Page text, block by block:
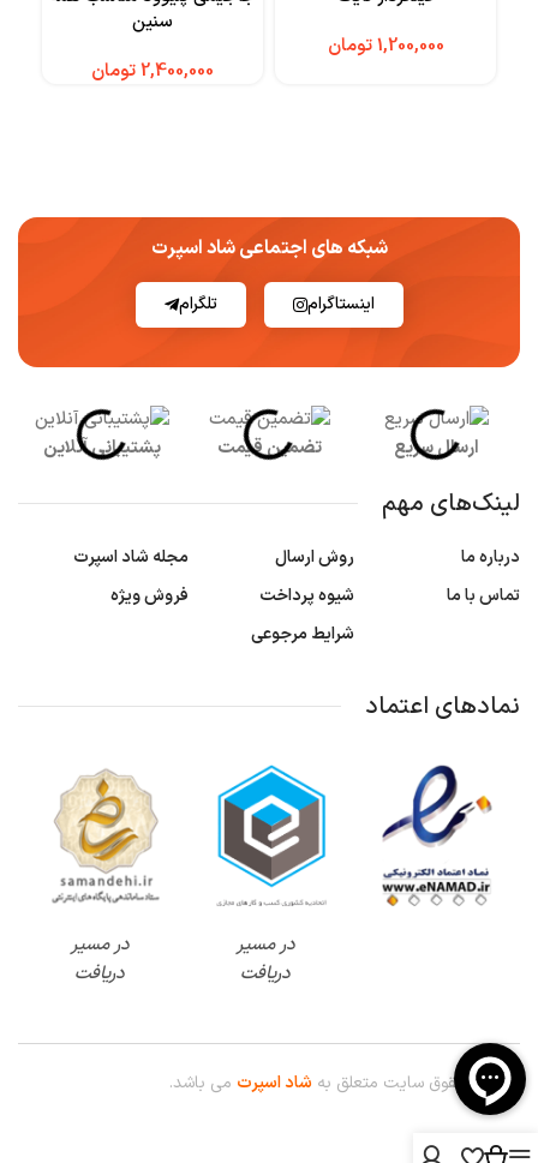
تومان
سنین
تومان
شبکه های اجتماعی شاد اسپرت
اینستاگرام تلگرام
ارسال سریع تضمین قیمت پشتیبانی آنلاین
لینک‌های مهم
درباره ما
تماس با ما
روش ارسال
شیوه پرداخت
شرایط مرجوعی
مجله شاد اسپرت
فروش ویژه
نمادهای اعتماد
در مسیر
دریافت
در مسیر
دریافت
© کلیه حقوق سایت متعلق به شاد اسپرت می باشد.